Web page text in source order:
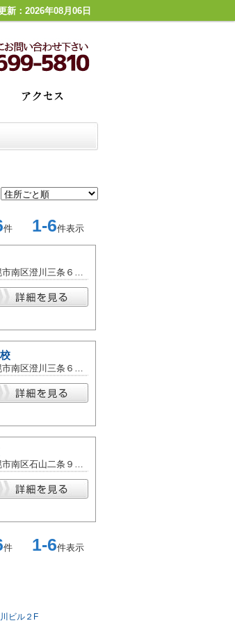
新：2026年08月06日
件 1-6件表示
北海道札幌市南区澄川三条６丁目
北海道札幌市南区澄川三条６丁目
北海道札幌市南区石山二条９丁目
件 1-6件表示
ビル２F